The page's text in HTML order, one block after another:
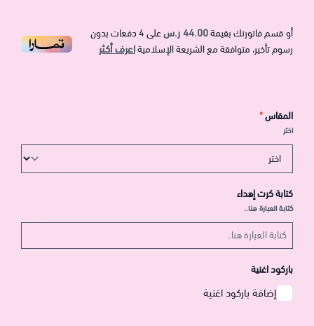
أو قسم فاتورتك بقيمة44.00 ر.س على4دفعات بدون
رسوم تأخير، متوافقة مع الشريعة الإسلاميةاعرف أكثر
المقاس*
اختر
كتابة كرت إهداء
كتابة العبارة هنا..
باركود اغنية
إضافة باركود اغنية